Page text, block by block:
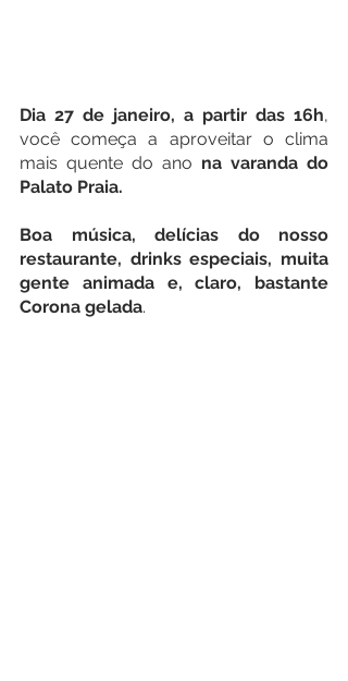
Dia 27 de janeiro, a partir das 16h,
você começa a aproveitar o clima
mais quente do ano na varanda do
Palato Praia.
Boa música, delícias do nosso
restaurante, drinks especiais, muita
gente animada e, claro, bastante
Corona gelada.